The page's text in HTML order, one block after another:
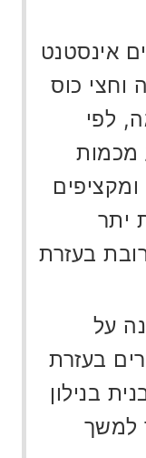
אינסטנט
וחצי כוס
לפי
מכמות
יתר
בעזרת
על
בעזרת
בנילון
למשך